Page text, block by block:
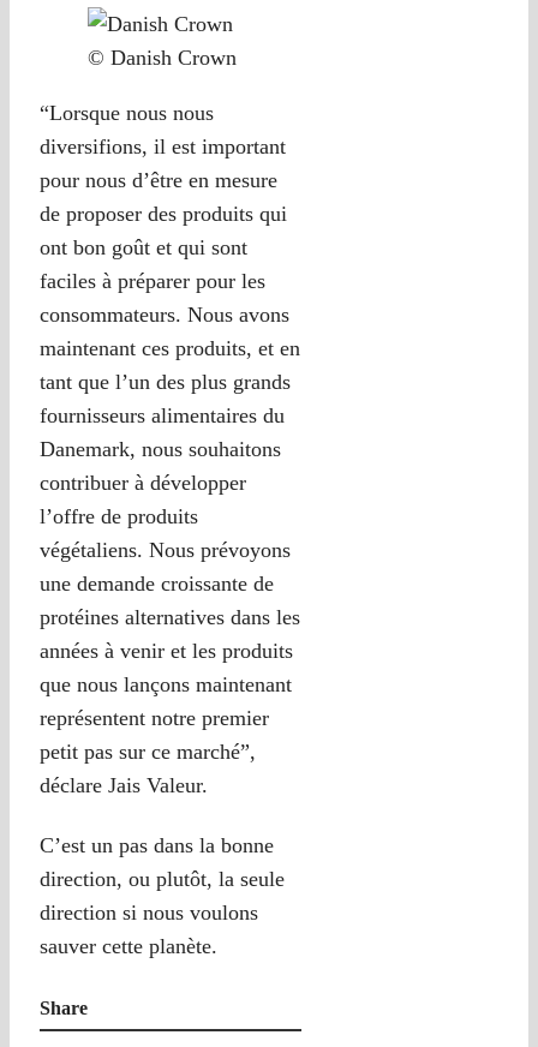
© Danish Crown
“Lorsque nous nous
diversifions, il est important
pour nous d’être en mesure
de proposer des produits qui
ont bon goût et qui sont
faciles à préparer pour les
consommateurs. Nous avons
maintenant ces produits, et en
tant que l’un des plus grands
fournisseurs alimentaires du
Danemark, nous souhaitons
contribuer à développer
l’offre de produits
végétaliens. Nous prévoyons
une demande croissante de
protéines alternatives dans les
années à venir et les produits
que nous lançons maintenant
représentent notre premier
petit pas sur ce marché”,
déclare Jais Valeur.
C’est un pas dans la bonne
direction, ou plutôt, la seule
direction si nous voulons
sauver cette planète.
Share